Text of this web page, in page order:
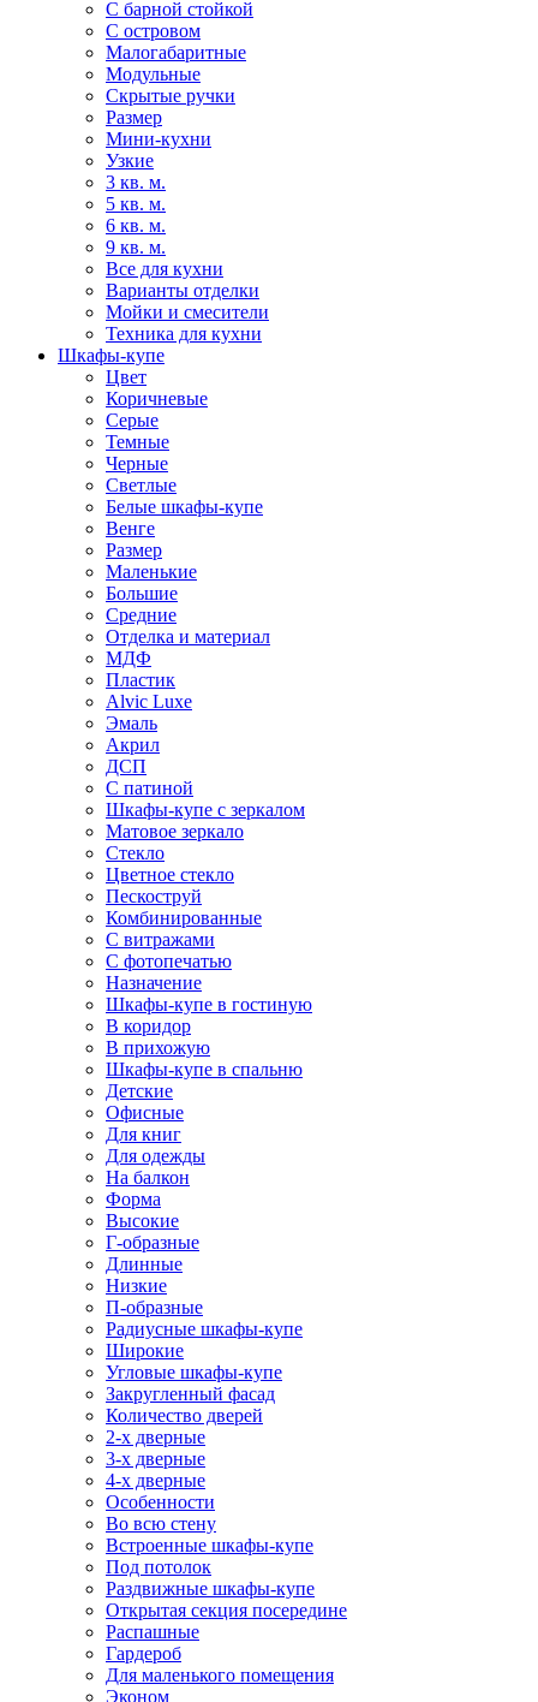
С барной стойкой
С островом
Малогабаритные
Модульные
Скрытые ручки
Размер
Мини-кухни
Узкие
3 кв. м.
5 кв. м.
6 кв. м.
9 кв. м.
Все для кухни
Варианты отделки
Мойки и смесители
Техника для кухни
Шкафы-купе
Цвет
Коричневые
Серые
Темные
Черные
Светлые
Белые шкафы-купе
Венге
Размер
Маленькие
Большие
Средние
Отделка и материал
МДФ
Пластик
Alvic Luxe
Эмаль
Акрил
ДСП
С патиной
Шкафы-купе с зеркалом
Матовое зеркало
Стекло
Цветное стекло
Пескоструй
Комбинированные
С витражами
С фотопечатью
Назначение
Шкафы-купе в гостиную
В коридор
В прихожую
Шкафы-купе в спальню
Детские
Офисные
Для книг
Для одежды
На балкон
Форма
Высокие
Г-образные
Длинные
Низкие
П-образные
Радиусные шкафы-купе
Широкие
Угловые шкафы-купе
Закругленный фасад
Количество дверей
2-х дверные
3-х дверные
4-х дверные
Особенности
Во всю стену
Встроенные шкафы-купе
Под потолок
Раздвижные шкафы-купе
Открытая секция посередине
Распашные
Гардероб
Для маленького помещения
Эконом